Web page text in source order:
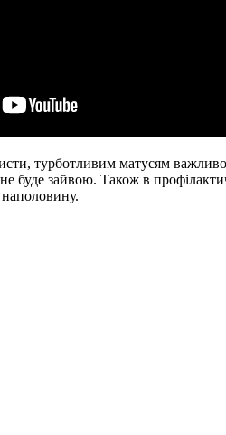
турботливим матусям
буде зайвою. Також в